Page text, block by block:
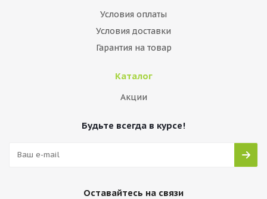
Условия оплаты
Условия доставки
Гарантия на товар
Каталог
Акции
Будьте всегда в курсе!
Оставайтесь на связи